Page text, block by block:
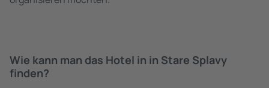
Wie kann man das Hotel in in Stare Splavy
finden?